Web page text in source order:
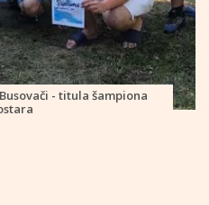
- titula šampiona